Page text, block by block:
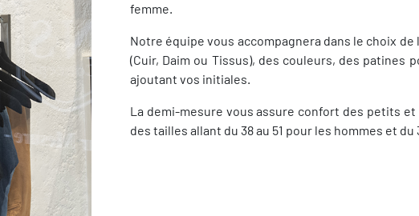
femme.
Notre équipe vous accompagnera dans le choix
(Cuir, Daim ou Tissus), des couleurs, des patines
ajoutant vos initiales.
La demi-mesure vous assure confort des petits
des tailles allant du 38 au 51 pour les hommes et du